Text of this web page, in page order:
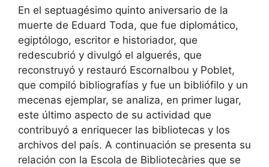
En el septuagésimo quinto aniversario de la
muerte de Eduard Toda, que fue diplomático,
egiptólogo, escritor e historiador, que
redescubrió y divulgó el alguerés, que
reconstruyó y restauró Escornalbou y Poblet,
que compiló bibliografías y fue un bibliófilo y un
mecenas ejemplar, se analiza, en primer lugar,
este último aspecto de su actividad que
contribuyó a enriquecer las bibliotecas y los
archivos del país. A continuación se presenta su
relación con la Escola de Bibliotecàries que se